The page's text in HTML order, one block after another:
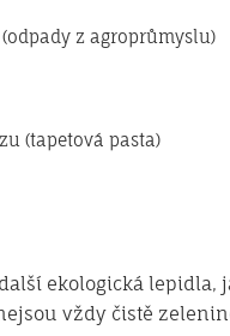
z agroprůmyslu)
(tapetová pasta)
ekologická
vždy čistě